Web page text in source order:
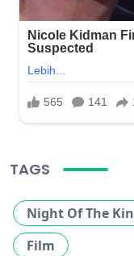
TAGS
Night Of The
Film